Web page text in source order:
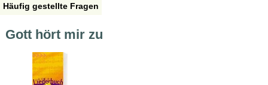
Häufig gestellte Fragen
Gott hört mir zu